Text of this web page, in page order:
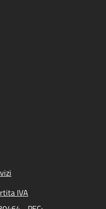
IVA